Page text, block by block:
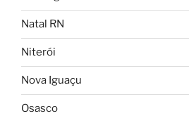
Natal RN
Niterói
Nova Iguaçu
Osasco